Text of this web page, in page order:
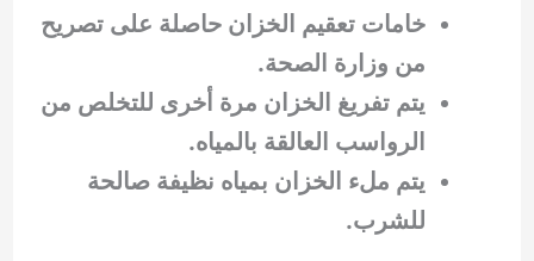
خامات تعقيم الخزان حاصلة على تصريح
من وزارة الصحة.
يتم تفريغ الخزان مرة أخرى للتخلص من
الرواسب العالقة بالمياه.
يتم ملء الخزان بمياه نظيفة صالحة
للشرب.